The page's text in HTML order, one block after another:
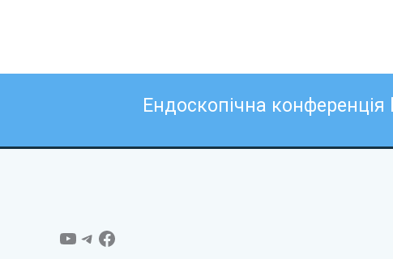
Ендоскопічна конференція